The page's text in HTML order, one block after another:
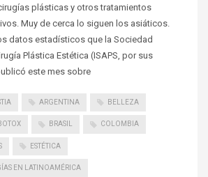
plásticas y otros tratamientos
Muy de cerca lo siguen los asiáticos.
datos estadísticos que la Sociedad
Plástica Estética (ISAPS, por sus
este mes sobre
ARGENTINA BELLEZA
BRASIL COLOMBIA
ESTÉTICA
EN LATINOAMÉRICA